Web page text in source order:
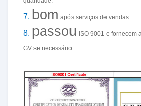
7. bom após serviços de vendas
8. passou ISO 9001 e fornecem
GV se necessário.